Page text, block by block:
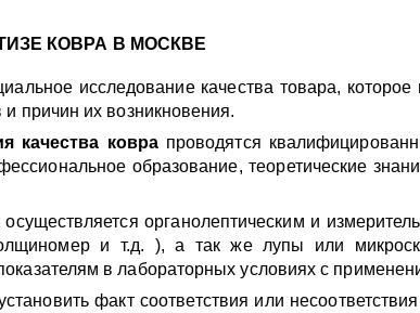
КОВРА В МОСКВЕ
исследование качества товара,
причин их возникновения.
качества ковра проводятся
образование, теоретические
осуществляется органолептическим и
и т.д. ), а так же лупы или
в лабораторных условиях с
факт соответствия или